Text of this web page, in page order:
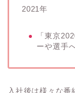
2021年
「東京
ーや選手
入社後は様々な番